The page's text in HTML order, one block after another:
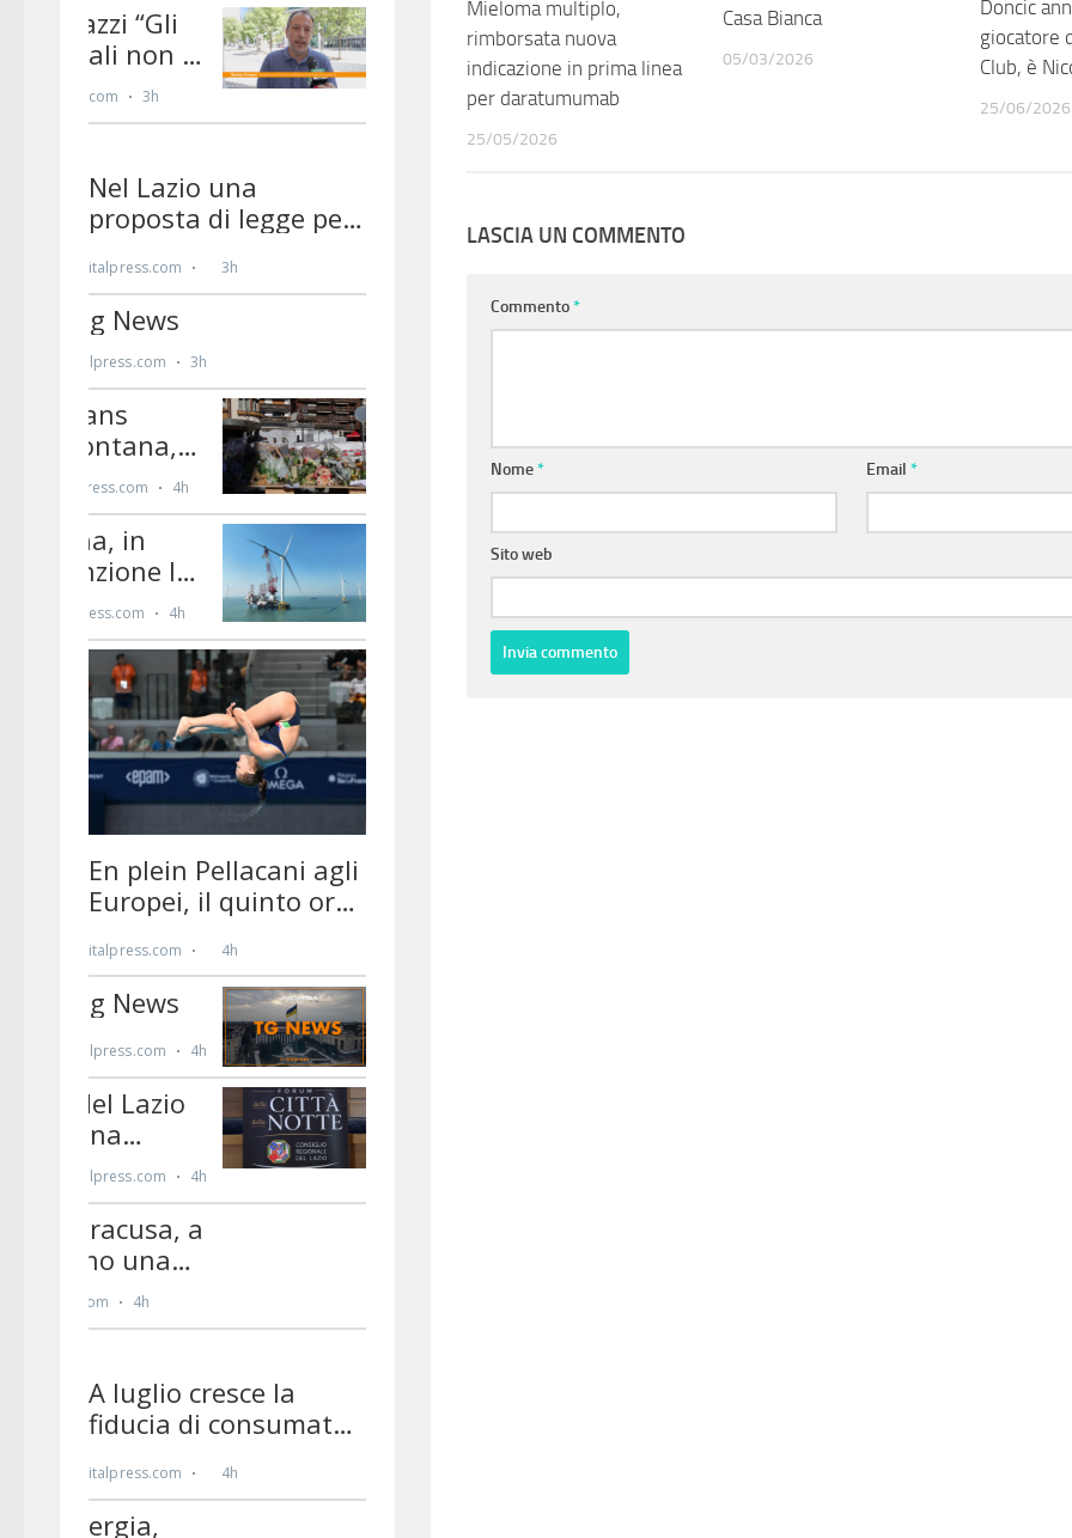
Mieloma multiplo,
rimborsata nuova
indicazione in prima linea
per daratumumab
25/05/2026
Casa Bianca
05/03/2026
Doncic
giocatore
Club, è
25/06/2026
LASCIA UN COMMENTO
Commento*
Nome* Email*
Sito web